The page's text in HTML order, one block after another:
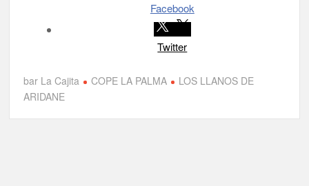
Borja Perdomo acusa al Gobierno del Cabildo de falta de
planificación y exige respuestas sobre las pérdidas de agua
Facebook
Twitter
bar La Cajita COPE LA PALMA
LOS LLANOS DE
ARIDANE